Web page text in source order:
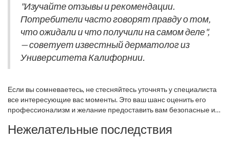
детали, о которых вы, возможно, не подумали.
"Изучайте отзывы и рекомендации.
Потребители часто говорят правду о том,
что ожидали и что получили на самом деле",
— советует известный дерматолог из
Университета Калифорнии.
Если вы сомневаетесь, не стесняйтесь уточнять у специалиста
все интересующие вас моменты. Это ваш шанс оценить его
профессионализм и желание предоставить вам безопасные и
процесс и предупредить о возможных побочных эффектах,
Нежелательные последствия